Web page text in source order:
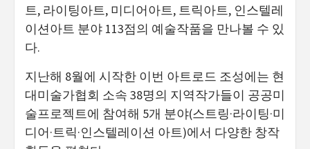
트, 라이팅아트, 미디어아트, 트릭아트, 인스텔레
이션아트 분야 113점의 예술작품을 만나볼 수 있
다.
지난해 8월에 시작한 이번 아트로드 조성에는 현
대미술가협회 소속 38명의 지역작가들이 공공미
술프로젝트에 참여해 5개 분야(스트링·라이팅·미
디어·트릭·인스텔레이션 아트)에서 다양한 창작